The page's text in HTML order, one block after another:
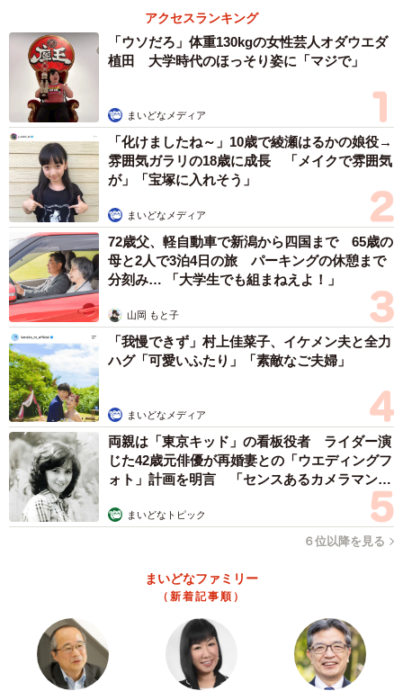
アクセスランキング
「ウソだろ」体重130kgの女性芸人オダウエダ
植田 大学時代のほっそり姿に「マジで」
まいどなメディア
「化けましたね～」10歳で綾瀬はるかの娘役→
雰囲気ガラリの18歳に成長 「メイクで雰囲気
が」「宝塚に入れそう」
まいどなメディア
72歳父、軽自動車で新潟から四国まで 65歳の
母と2人で3泊4日の旅 パーキングの休憩まで
分刻み… 「大学生でも組まねえよ！」
山岡 もと子
「我慢できず」村上佳菜子、イケメン夫と全力
ハグ「可愛いふたり」「素敵なご夫婦」
まいどなメディア
両親は「東京キッド」の看板役者 ライダー演
じた42歳元俳優が再婚妻との「ウエディングフ
ォト」計画を明言 「センスあるカメラマン求
まいどなトピック
６位以降を見る
まいどなファミリー
（新着記事順）